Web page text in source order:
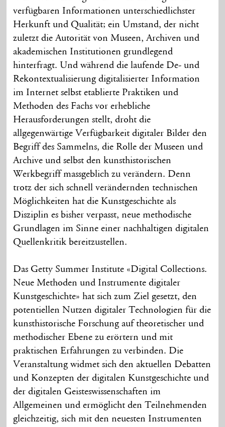
verfügbaren Informationen unterschiedlichster
Herkunft und Qualität; ein Umstand, der nicht
zuletzt die Autorität von Museen, Archiven und
akademischen Institutionen grundlegend
hinterfragt. Und während die laufende De- und
Rekontextualisierung digitalisierter Information
im Internet selbst etablierte Praktiken und
Methoden des Fachs vor erhebliche
Herausforderungen stellt, droht die
allgegenwärtige Verfügbarkeit digitaler Bilder den
Begriff des Sammelns, die Rolle der Museen und
Archive und selbst den kunsthistorischen
Werkbegriff massgeblich zu verändern. Denn
trotz der sich schnell verändernden technischen
Möglichkeiten hat die Kunstgeschichte als
Disziplin es bisher verpasst, neue methodische
Grundlagen im Sinne einer nachhaltigen digitalen
Quellenkritik bereitzustellen.
Das Getty Summer Institute «Digital Collections.
Neue Methoden und Instrumente digitaler
Kunstgeschichte» hat sich zum Ziel gesetzt, den
potentiellen Nutzen digitaler Technologien für die
kunsthistorische Forschung auf theoretischer und
methodischer Ebene zu erörtern und mit
praktischen Erfahrungen zu verbinden. Die
Veranstaltung widmet sich den aktuellen Debatten
und Konzepten der digitalen Kunstgeschichte und
der digitalen Geisteswissenschaften im
Allgemeinen und ermöglicht den Teilnehmenden
gleichzeitig, sich mit den neuesten Instrumenten